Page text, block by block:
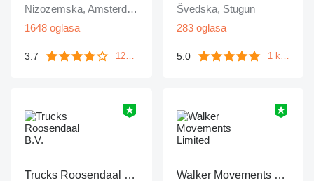
Nizozemska, Amsterdam
1648 oglasa
3.7 1249 komentara
Švedska, Stugun
283 oglasa
5.0 1 komentar
Trucks Roosendaal B.V. Walker Movements Limited